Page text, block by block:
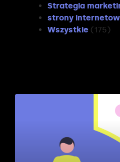
Strategia
strony
Wszystkie (175)